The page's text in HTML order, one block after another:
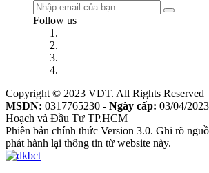
Follow us
Copyright © 2023 VDT. All Rights Reserved
MSDN: 0317765230 - Ngày cấp: 03/04/
Hoạch và Đầu Tư TP.HCM
Phiên bản chính thức Version 3.0. Ghi rõ
phát hành lại thông tin từ website này.